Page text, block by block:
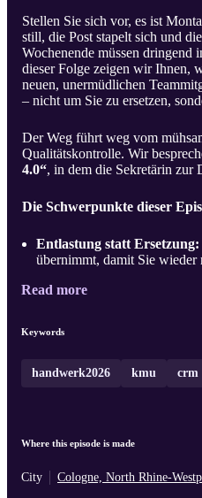
Stellen Sie sich vor, es ist
still, die Post stapelt sich und
Wochenende müssen dringend
dieser Folge zeigen wir Ihnen,
neuen, unermüdlichen
– nicht um Sie zu ersetzen,
Der Weg führt weg vom
Qualitätskontrolle. Wir
4.0“, in dem die Sekretärin
Die Schwerpunkte dieser
Entlastung statt Ersetzung:
übernimmt, damit Sie wieder
Read more
Keywords
handwerk2026 kmu crm
Where this episode is made
City Cologne, North Rhine-